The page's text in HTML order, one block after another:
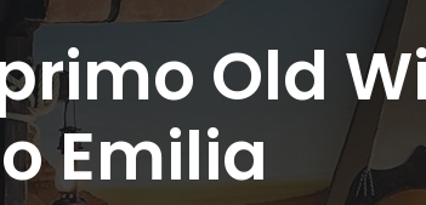
Old
Emilia